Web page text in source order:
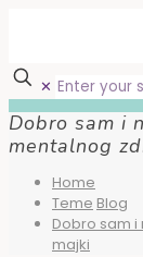
✕
Dobro sam i
mentalnog
Home
Teme Blog
Dobro sam
majki